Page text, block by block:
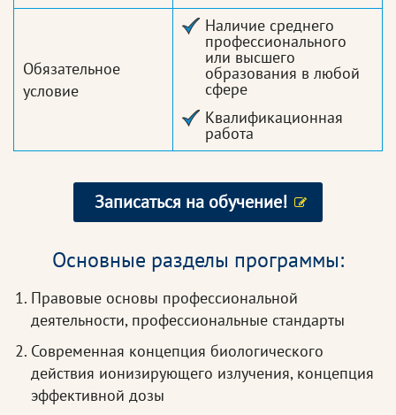
Обязательное
условие
Наличие среднего
профессионального
или высшего
образования в любой
сфере
Квалификационная
работа
Записаться на обучение!
Основные разделы программы:
Правовые основы профессиональной
деятельности, профессиональные стандарты
Современная концепция биологического
действия ионизирующего излучения, концепция
эффективной дозы